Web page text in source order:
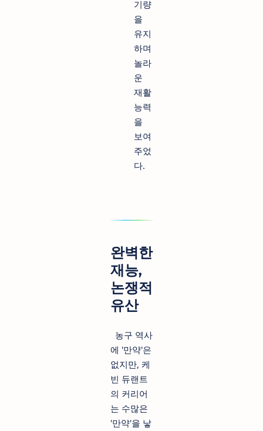
기량
을
유지
하며
놀라
운
재활
능력
을
보여
주었
다.
완벽한
재능,
논쟁적
유산
농구 역사
에 '만약'은
없지만, 케
빈 듀랜트
의 커리어
는 수많은
'만약'을 낳